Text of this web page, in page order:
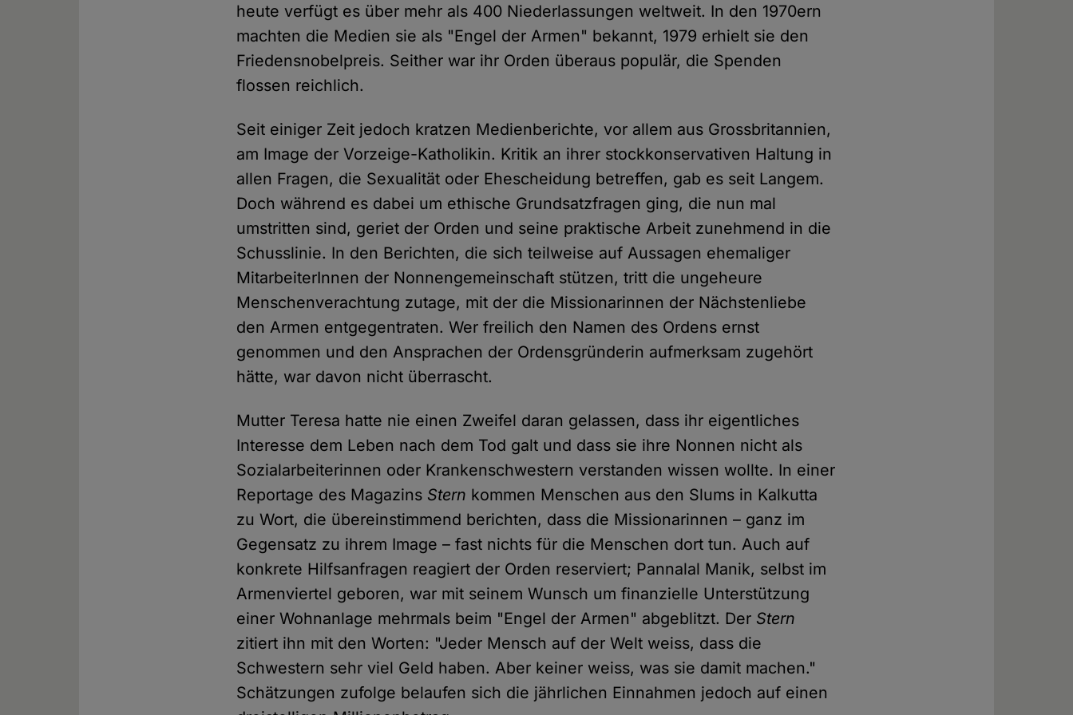
heute verfügt es über mehr als 400 Niederlassungen weltweit. In den 1970ern
machten die Medien sie als "Engel der Armen" bekannt, 1979 erhielt sie den
Friedensnobelpreis. Seither war ihr Orden überaus populär, die Spenden
flossen reichlich.
Seit einiger Zeit jedoch kratzen Medienberichte, vor allem aus Grossbritannien,
am Image der Vorzeige-Katholikin. Kritik an ihrer stockkonservativen Haltung in
allen Fragen, die Sexualität oder Ehescheidung betreffen, gab es seit Langem.
Doch während es dabei um ethische Grundsatzfragen ging, die nun mal
umstritten sind, geriet der Orden und seine praktische Arbeit zunehmend in die
Schusslinie. In den Berichten, die sich teilweise auf Aussagen ehemaliger
MitarbeiterInnen der Nonnengemeinschaft stützen, tritt die ungeheure
Menschenverachtung zutage, mit der die Missionarinnen der Nächstenliebe
den Armen entgegentraten. Wer freilich den Namen des Ordens ernst
genommen und den Ansprachen der Ordensgründerin aufmerksam zugehört
hätte, war davon nicht überrascht.
Mutter Teresa hatte nie einen Zweifel daran gelassen, dass ihr eigentliches
Interesse dem Leben nach dem Tod galt und dass sie ihre Nonnen nicht als
Sozialarbeiterinnen oder Krankenschwestern verstanden wissen wollte. In einer
Reportage des Magazins Stern kommen Menschen aus den Slums in Kalkutta
zu Wort, die übereinstimmend berichten, dass die Missionarinnen – ganz im
Gegensatz zu ihrem Image – fast nichts für die Menschen dort tun. Auch auf
konkrete Hilfsanfragen reagiert der Orden reserviert; Pannalal Manik, selbst im
Armenviertel geboren, war mit seinem Wunsch um finanzielle Unterstützung
einer Wohnanlage mehrmals beim "Engel der Armen" abgeblitzt. Der Stern
zitiert ihn mit den Worten: "Jeder Mensch auf der Welt weiss, dass die
Schwestern sehr viel Geld haben. Aber keiner weiss, was sie damit machen."
Schätzungen zufolge belaufen sich die jährlichen Einnahmen jedoch auf einen